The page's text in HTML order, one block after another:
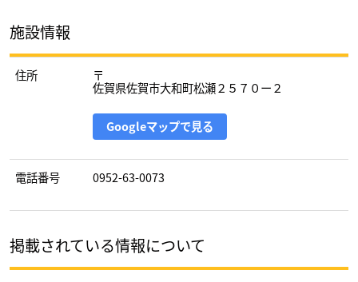
施設情報
住所 〒
佐賀県佐賀市大和町松瀬２５７０ー２
Googleマップで見る
電話番号 0952-63-0073
掲載されている情報について